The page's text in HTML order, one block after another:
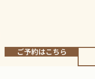
ご予約はこちら